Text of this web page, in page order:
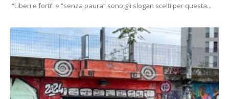
“Liberi e forti” e “senza paura” sono gli slogan scelti per questa...